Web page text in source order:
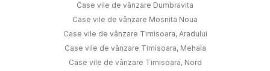
Case vile de vânzare Dumbravita
Case vile de vânzare Mosnita Noua
Case vile de vânzare Timisoara, Aradului
Case vile de vânzare Timisoara, Mehala
Case vile de vânzare Timisoara, Nord